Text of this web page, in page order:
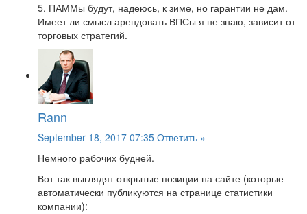
5. ПАММы будут, надеюсь, к зиме, но гарантии не дам.
Имеет ли смысл арендовать ВПСы я не знаю, зависит от
торговых стратегий.
Rann
September 18, 2017 07:35 Ответить »
Немного рабочих будней.
Вот так выглядят открытые позиции на сайте (которые
автоматически публикуются на странице статистики
компании):